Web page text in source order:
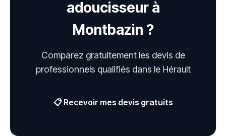
adoucisseur à
Montbazin ?
Comparez gratuitement les devis de
professionnels qualifiés dans le Hérault
📋 Recevoir mes devis gratuits